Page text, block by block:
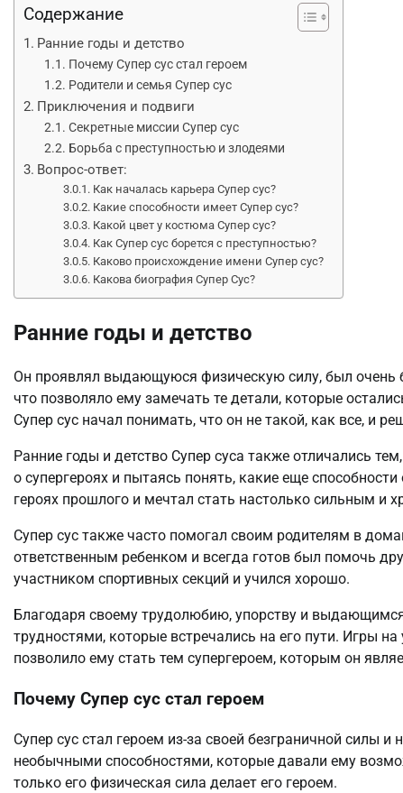
Содержание
Ранние годы и детство
Почему Супер сус стал героем
Родители и семья Супер сус
Приключения и подвиги
Секретные миссии Супер сус
Борьба с преступностью и злодеями
Вопрос-ответ:
Как началась карьера Супер сус?
Какие способности имеет Супер сус?
Какой цвет у костюма Супер сус?
Как Супер сус борется с преступностью?
Каково происхождение имени Супер сус?
Какова биография Супер Сус?
Ранние годы и детство
Он проявлял выдающуюся физическую силу, был очень
что позволяло ему замечать те детали, которые
Супер сус начал понимать, что он не такой, как все, и
Ранние годы и детство Супер суса также отличались
о супергероях и пытаясь понять, какие еще
героях прошлого и мечтал стать настолько сильным и
Супер сус также часто помогал своим родителям в
ответственным ребенком и всегда готов был помочь
участником спортивных секций и учился хорошо.
Благодаря своему трудолюбию, упорству и
трудностями, которые встречались на его пути. Игры
позволило ему стать тем супергероем, которым он
Почему Супер сус стал героем
Супер сус стал героем из-за своей безграничной силы
необычными способностями, которые давали ему
только его физическая сила делает его героем.